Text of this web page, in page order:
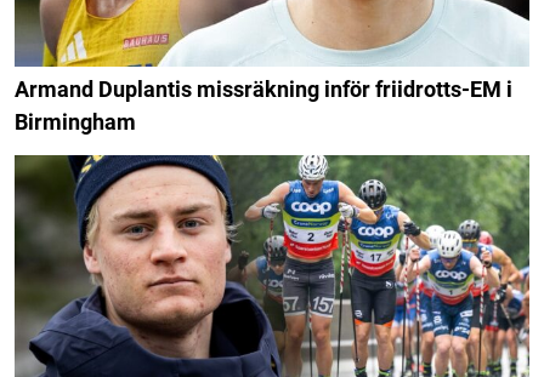
Armand Duplantis missräkning inför friidrotts-EM i
Birmingham